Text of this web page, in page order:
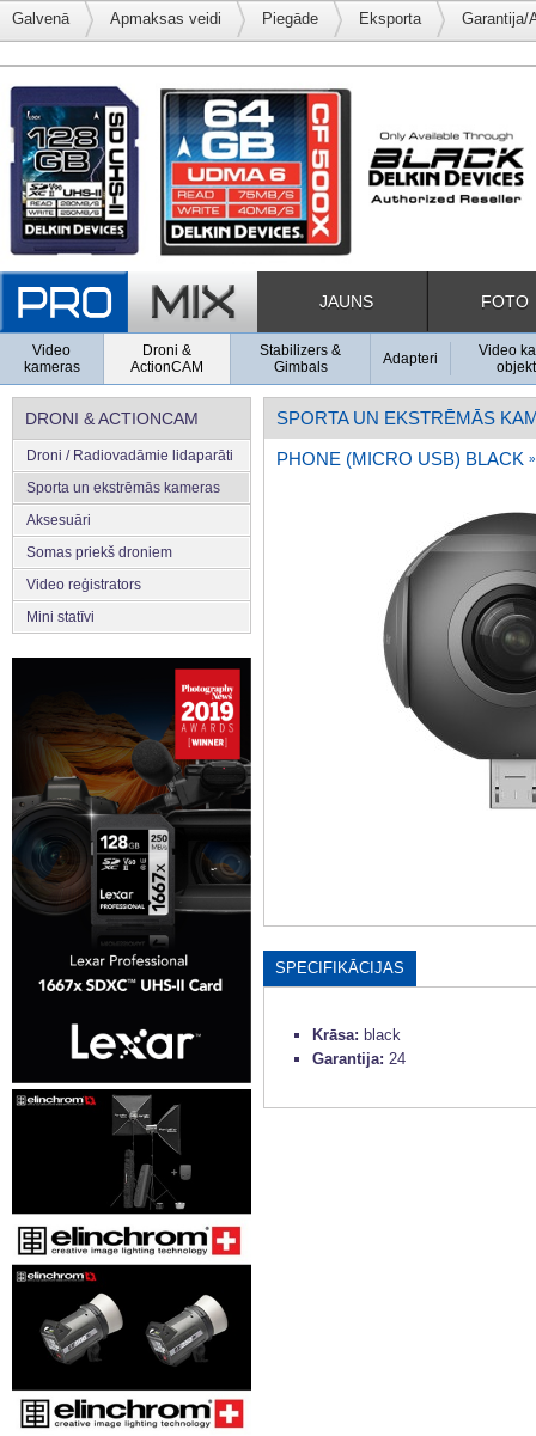
Galvenā Apmaksas veidi Piegāde Eksporta Garantija/
JAUNS FOTO
Video
kameras
Droni &
ActionCAM
Stabilizers &
Gimbals
Adapteri
Video
DRONI & ACTIONCAM
Droni / Radiovadāmie lidaparāti
Sporta un ekstrēmās kameras
Aksesuāri
Somas priekš droniem
Video reģistrators
Mini statīvi
SPORTA UN EKSTRĒMĀS
PHONE (MICRO USB) BLACK »
SPECIFIKĀCIJAS
Krāsa: black
Garantija: 24